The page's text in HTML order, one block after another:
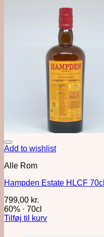
Add to wishlist
Alle Rom
Hampden Estate HLCF 70cl
799,00 kr.
60% · 70cl
Tilføj til kurv